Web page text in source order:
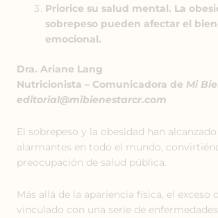
Priorice su salud mental. La
sobrepeso pueden afectar el
emocional.
Dra. Ariane Lang
Nutricionista – Comunicadora de Mi
editorial@mibienestarcr.com
El sobrepeso y la obesidad han
alarmantes en todo el mundo,
preocupación de salud pública.
Más allá de la apariencia física, el exceso
vinculado con una serie de